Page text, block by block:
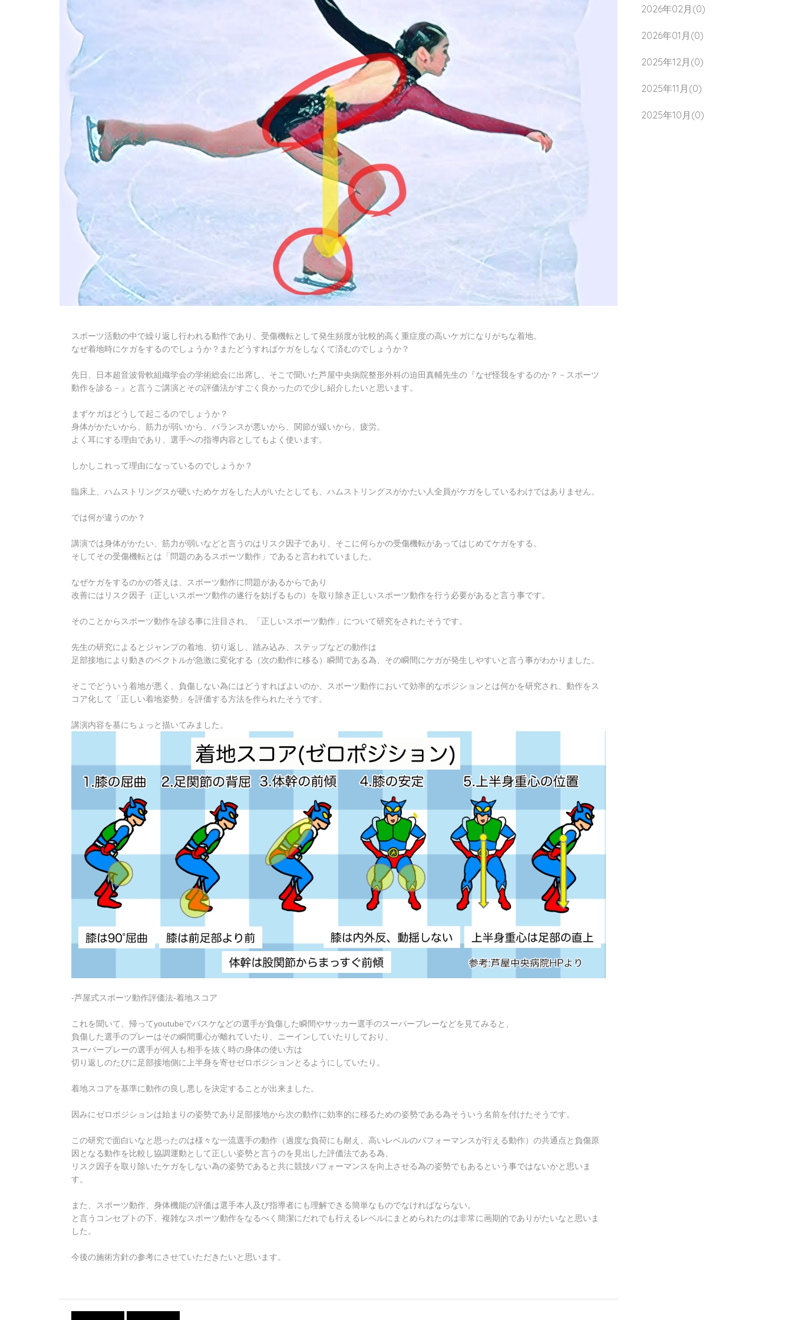
スポーツ活動の中で繰り返し行われる動作であり、受傷機転として発生頻度が比較的高く重症度の高いケガになりがちな着地。
なぜ着地時にケガをするのでしょうか？またどうすればケガをしなくて済むのでしょうか？
先日、日本超音波骨軟組織学会の学術総会に出席し、そこで聞いた芦屋中央病院整形外科の迫田真輔先生の『なぜ怪我をするのか？－スポーツ
動作を診る－』と言うご講演とその評価法がすごく良かったので少し紹介したいと思います。
まずケガはどうして起こるのでしょうか？
身体がかたいから、筋力が弱いから、バランスが悪いから、関節が緩いから、疲労。
よく耳にする理由であり、選手への指導内容としてもよく使います。
しかしこれって理由になっているのでしょうか？
臨床上、ハムストリングスが硬いためケガをした人がいたとしても、ハムストリングスがかたい人全員がケガをしているわけではありません。
では何が違うのか？
講演では身体がかたい、筋力が弱いなどと言うのはリスク因子であり、そこに何らかの受傷機転があってはじめてケガをする。
そしてその受傷機転とは「問題のあるスポーツ動作」であると言われていました。
なぜケガをするのかの答えは、スポーツ動作に問題があるからであり
改善にはリスク因子（正しいスポーツ動作の遂行を妨げるもの）を取り除き正しいスポーツ動作を行う必要があると言う事です。
そのことからスポーツ動作を診る事に注目され、「正しいスポーツ動作」について研究をされたそうです。
先生の研究によるとジャンプの着地、切り返し、踏み込み、ステップなどの動作は
足部接地により動きのベクトルが急激に変化する（次の動作に移る）瞬間である為、その瞬間にケガが発生しやすいと言う事がわかりました。
そこでどういう着地が悪く、負傷しない為にはどうすればよいのか、スポーツ動作において効率的なポジションとは何かを研究され、動作をス
コア化して「正しい着地姿勢」を評価する方法を作られたそうです。
講演内容を基にちょっと描いてみました。
‐芦屋式スポーツ動作評価法‐着地スコア
これを聞いて、帰ってyoutubeでバスケなどの選手が負傷した瞬間やサッカー選手のスーパープレーなどを見てみると、
負傷した選手のプレーはその瞬間重心が離れていたり、ニーインしていたりしており、
スーパープレーの選手が何人も相手を抜く時の身体の使い方は
切り返しのたびに足部接地側に上半身を寄せゼロポジションとるようにしていたり。
着地スコアを基準に動作の良し悪しを決定することが出来ました。
因みにゼロポジションは始まりの姿勢であり足部接地から次の動作に効率的に移るための姿勢である為そういう名前を付けたそうです。
この研究で面白いなと思ったのは様々な一流選手の動作（過度な負荷にも耐え、高いレベルのパフォーマンスが行える動作）の共通点と負傷原
因となる動作を比較し協調運動として正しい姿勢と言うのを見出した評価法である為、
リスク因子を取り除いたケガをしない為の姿勢であると共に競技パフォーマンスを向上させる為の姿勢でもあるという事ではないかと思いま
す。
また、スポーツ動作、身体機能の評価は選手本人及び指導者にも理解できる簡単なものでなければならない。
と言うコンセプトの下、複雑なスポーツ動作をなるべく簡潔にだれでも行えるレベルにまとめられたのは非常に画期的でありがたいなと思いま
した。
今後の施術方針の参考にさせていただきたいと思います。
2026年02月(0)
2026年01月(0)
2025年12月(0)
2025年11月(0)
2025年10月(0)